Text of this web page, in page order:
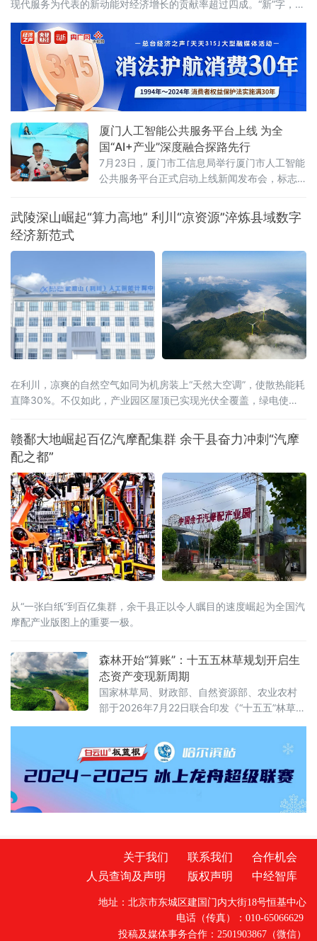
现代服务为代表的新动能对经济增长的贡献率超过四成。“新”字，成
全国从经济总量看，多
厦门人工智能公共服务平台上线 为全
国“AI+产业”深度融合探路先行
7月23日，厦门市工信息局举行厦门市人工智能
公共服务平台正式启动上线新闻发布会，标志
模式，为千行百业安装上“AI引擎”，助力全市数
字经济迈向高质量发展新阶段。打造一体化人
云”为基础，集技术赋能、资源整合、产业驱动
于一体，提供行业报告定制、AI全能力超市、场
景供需匹配、AI投融资、具身智
武陵深山崛起“算力高地” 利川“凉资源”淬炼县域数字
经济新范式
在利川，凉爽的自然空气如同为机房装上“天然大空调”，使散热能耗
直降30%。不仅如此，产业园区屋顶已实现光伏全覆盖，绿电使用
着100%清洁供能的目标迈进。
赣鄱大地崛起百亿汽摩配集群 余干县奋力冲刺“汽摩
配之都”
从“一张白纸”到百亿集群，余干县正以令人瞩目的速度崛起为全国汽
摩配产业版图上的重要一极。
森林开始“算账”：十五五林草规划开启生
态资产变现新周期
国家林草局、财政部、自然资源部、农业农村
部于2026年7月22日联合印发《“十五五”林草保
领性文件首次将“林草碳汇交易量”和“生态产品
溢价率”列为省级年度考核硬指标，并明确到
2030年全国森林覆盖率达到25.5%、森林蓄积
量增至224亿立方米、草原综合植被盖度稳定在
58%以上。规划期内的林草碳汇累计交易目标
不低于6亿吨二氧化碳当量
关于我们 联系我们
合作机会
人员查询及声明
版权声明 中经智库
地址：北京市东城区建国门内大街18号恒基中心
电话（传真）：010-65066629
投稿及媒体事务合作：2501903867（微信）